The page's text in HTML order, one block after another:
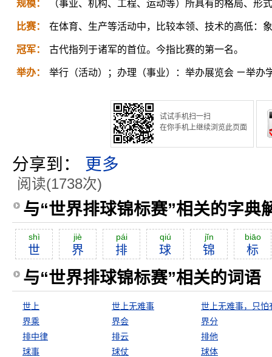
规模： （事业、机构、工程、运动等）所具有的格局、形
比赛： 在体育、生产等活动中，比较本领、技术的高低：
冠军： 古代指列于诸军的首位。今指比赛的第一名。
举办： 举行（活动）；办理（事业）：举办展览会 ㄧ举办
试试手机扫一扫
在你手机上继续浏览此页面
分享到： 更多
阅读(1738次)
与“世界排球锦标赛”相关的字典
shì
世
jiè
界
pái
排
qiú
球
jĭn
锦
biāo
标
与“世界排球锦标赛”相关的词语
世上
世上无难事
界乘
界会
界分
排中律
排云
排他
球事
球仗
球体